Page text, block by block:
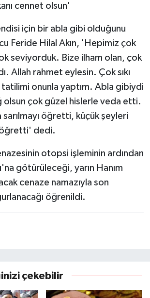
cennet olsun'
için bir abla gibi olduğunu
Feride Hilal Akın, 'Hepimiz çok
seviyorduk. Bize ilham olan, çok
Allah rahmet eylesin. Çok sıkı
tatilimi onunla yaptım. Abla gibiydi
olsun çok güzel hislerle veda etti.
sarılmayı öğretti, küçük şeyleri
dedi.
otopsi işleminin ardından
götürüleceği, yarın Hanım
cenaze namazıyla son
öğrenildi.
çekebilir